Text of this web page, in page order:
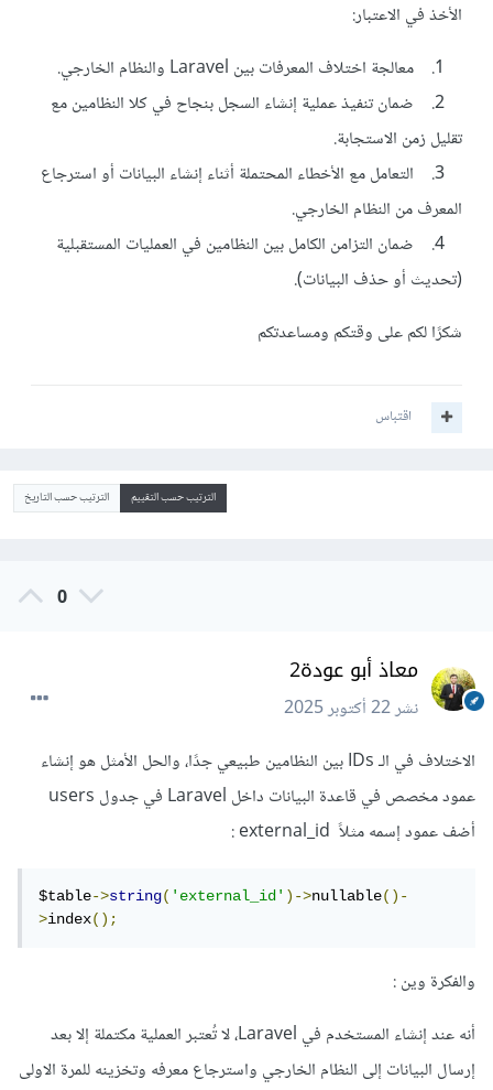
الأخذ في الاعتبار:
2. ضمان تنفيذ عملية إنشاء السجل بنجاح في كلا النظامين مع
تقليل زمن الاستجابة.
3. التعامل مع الأخطاء المحتملة أثناء إنشاء البيانات أو استرجاع
المعرف من النظام الخارجي.
4. ضمان التزامن الكامل بين النظامين في العمليات المستقبلية
(تحديث أو حذف البيانات).
شكرًا لكم على وقتكم ومساعدتكم
اقتباس
الترتيب حسب التقييم الترتيب حسب التاريخ
0
معاذ أبو عودة2
نشر22 أكتوبر 2025
الاختلاف في الـ IDs بين النظامين طبيعي جدًا، والحل الأمثل هو إنشاء
عمود مخصص في قاعدة البيانات داخل Laravel في جدول users
أضف عمود إسمه مثلاً external_id :
$table->string('external_id')->nullable()-
>index();
والفكرة وين :
أنه عند إنشاء المستخدم في Laravel، لا تُعتبر العملية مكتملة إلا بعد
إرسال البيانات إلى النظام الخارجي واسترجاع معرفه وتخزينه للمرة الاولى